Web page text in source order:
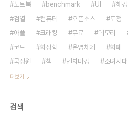
노트북 benchmark UI 해킹
검열
컴퓨터 오픈소스 도청
애플
크래킹 무료 메모리
코드
화성학 운영체제 화폐
국정원
책 벤치마킹 소녀시대
더보기
검색